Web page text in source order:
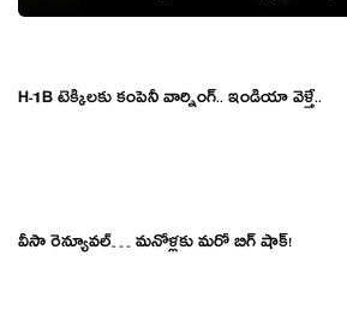
H-1B టెక్కీలకు కంపెనీ వార్నింగ్.. ఇండియా వెళ్తే..
వీసా రెన్యూవల్… మనోళ్లకు మరో బిగ్ షాక్!